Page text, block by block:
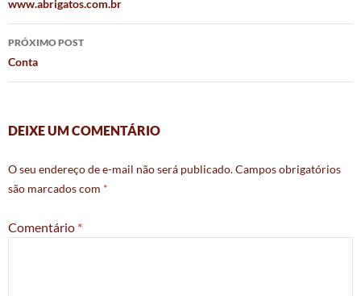
de
posts
www.abrigatos.com.br
PRÓXIMO POST
Conta
DEIXE UM COMENTÁRIO
O seu endereço de e-mail não será publicado.Campos obrigatórios
são marcados com *
Comentário *